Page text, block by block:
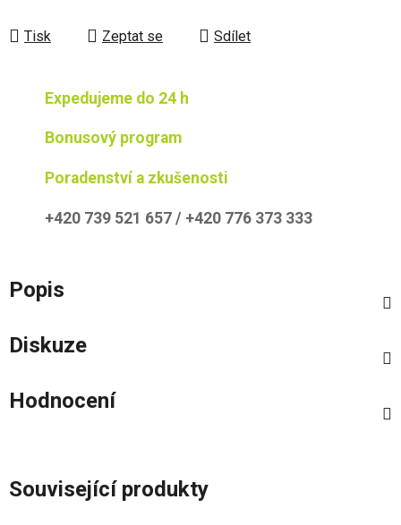
Tisk Zeptat se Sdílet
Expedujeme do 24 h
Bonusový program
Poradenství a zkušenosti
+420 739 521 657 / +420 776 373 333
Popis
Diskuze
Hodnocení
Související produkty